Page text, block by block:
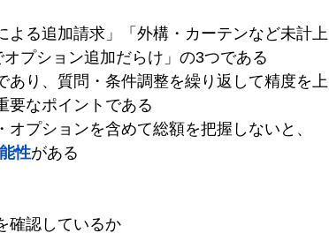
よる追加請求」「外構・カーテンなど未計上
プション追加だらけ」の3つである
あり、質問・条件調整を繰り返して精度を上
要なポイントである
プションを含めて総額を把握しないと、
性がある
確認しているか